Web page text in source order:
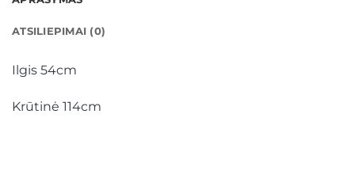
ATSILIEPIMAI (0)
Ilgis 54cm
Krūtinė 114cm